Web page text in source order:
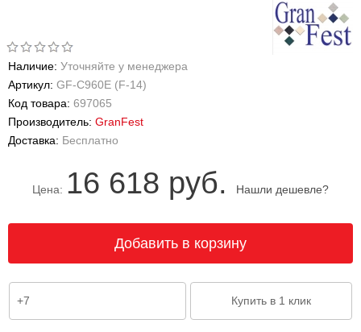
Наличие: Уточняйте у менеджера
Артикул: GF-C960E (F-14)
Код товара: 697065
Производитель: GranFest
Доставка: Бесплатно
Цена: 16 618 руб. Нашли дешевле?